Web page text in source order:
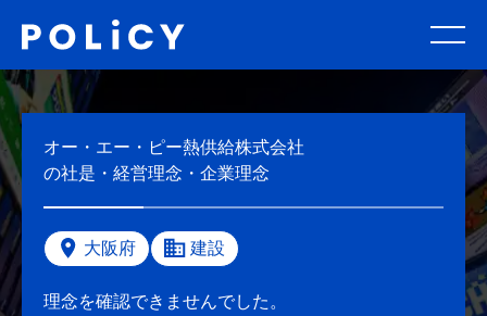
オー・エー・ピー熱供給株式会社
の社是・経営理念・企業理念
大阪府 建設
理念を確認できませんでした。